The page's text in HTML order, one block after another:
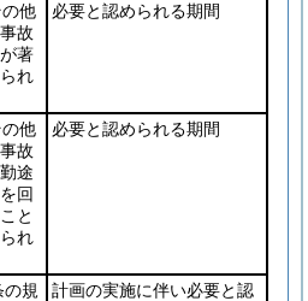
他
故
著
れ
必要と認められる期間
他
故
途
回
と
れ
必要と認められる期間
規
計画の実施に伴い必要と認